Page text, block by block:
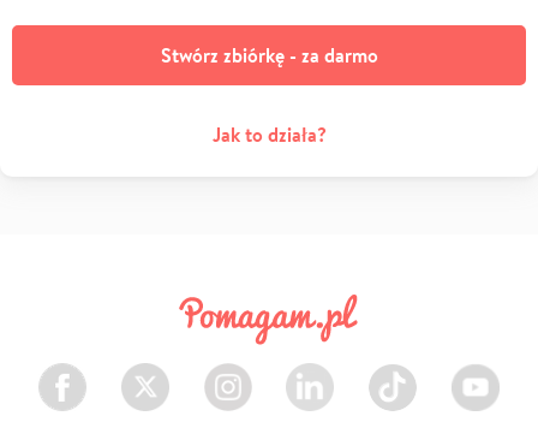
Stwórz zbiórkę - za darmo
Jak to działa?
Facebook Twitter Instagram LinkedIn TikTok Youtube